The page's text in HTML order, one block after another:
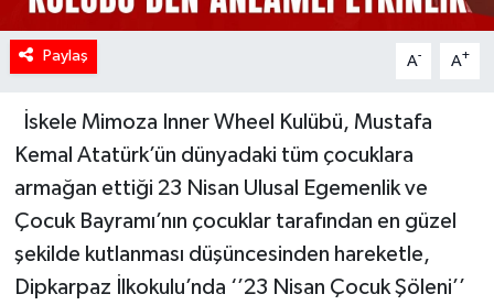
Paylaş A- A+
İskele Mimoza Inner Wheel Kulübü, Mustafa
Kemal Atatürk’ün dünyadaki tüm çocuklara
armağan ettiği 23 Nisan Ulusal Egemenlik ve
Çocuk Bayramı’nın çocuklar tarafından en güzel
şekilde kutlanması düşüncesinden hareketle,
Dipkarpaz İlkokulu’nda ‘’23 Nisan Çocuk Şöleni’’